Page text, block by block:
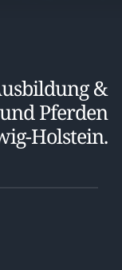
&
Pferden
Holstein.